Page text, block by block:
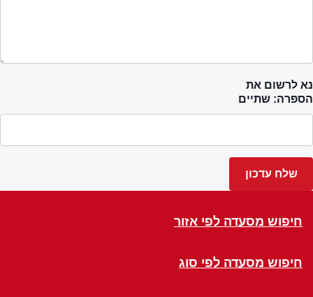
נא לרשום את
הספרה: שתיים
חיפוש מסעדה לפי אזור
חיפוש מסעדה לפי סוג